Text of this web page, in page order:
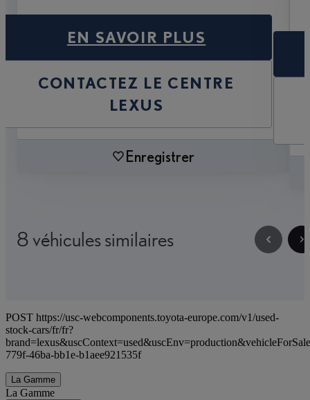
EN SAVOIR PLUS
CONTACTEZ LE CENTRE
LEXUS
Enregistrer
8 véhicules similaires
POST https://usc-webcomponents.toyota-europe.com/v1/used-
stock-cars/fr/fr?
779f-46ba-bb1e-b1aee921535f
La Gamme
La Gamme